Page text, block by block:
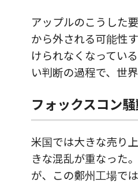
アップルのこうした
から外される可能性
けられなくなってい
い判断の過程で、世
フォックスコン
米国では大きな売り
きな混乱が重なった
が、この鄭州工場で